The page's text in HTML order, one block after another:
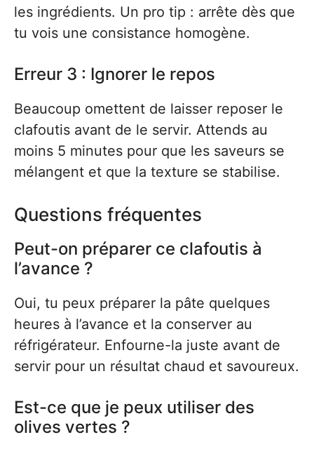
les ingrédients. Un pro tip : arrête dès que
tu vois une consistance homogène.
Erreur 3 : Ignorer le repos
Beaucoup omettent de laisser reposer le
clafoutis avant de le servir. Attends au
moins 5 minutes pour que les saveurs se
mélangent et que la texture se stabilise.
Questions fréquentes
Peut-on préparer ce clafoutis à
l’avance ?
Oui, tu peux préparer la pâte quelques
heures à l’avance et la conserver au
réfrigérateur. Enfourne-la juste avant de
servir pour un résultat chaud et savoureux.
Est-ce que je peux utiliser des
olives vertes ?